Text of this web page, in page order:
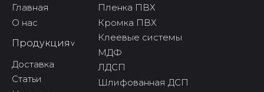
Главная
О нас
Продукция^
Доставка
Статьи
Пленка ПВХ
Кромка ПВХ
Клеевые системы
МДФ
ЛДСП
Шлифованная ДСП